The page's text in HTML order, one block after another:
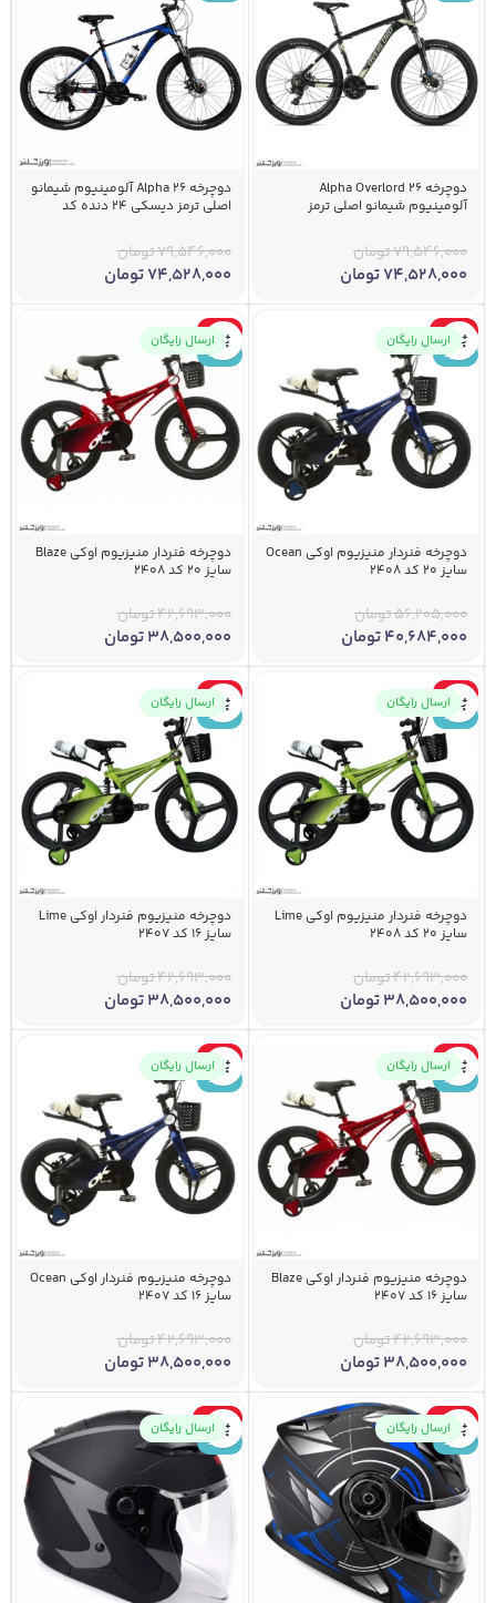
دوچرخه 26 Alpha Overlord
آلومینیوم شیمانو اصلی ترمز
79,546,000تومان
74,528,000تومان
دوچرخه 26 Alpha آلومینیوم شیمانو
اصلی ترمز دیسکی 24 دنده کد
79,546,000تومان
74,528,000تومان
-28%
جدید
ارسال رایگان
دوچرخه فنردار منیزیوم اوکی Ocean
سایز 20 کد 2408
56,205,000تومان
40,684,000تومان
-10%
جدید
ارسال رایگان
دوچرخه فنردار منیزیوم اوکی Blaze
سایز 20 کد 2408
42,693,000تومان
38,500,000تومان
-10%
جدید
ارسال رایگان
دوچرخه فنردار منیزیوم اوکی Lime
سایز 20 کد 2408
42,693,000تومان
38,500,000تومان
-10%
جدید
ارسال رایگان
دوچرخه منیزیوم فنردار اوکی Lime
سایز 16 کد 2407
42,693,000تومان
38,500,000تومان
-10%
جدید
ارسال رایگان
دوچرخه منیزیوم فنردار اوکی Blaze
سایز 16 کد 2407
42,693,000تومان
38,500,000تومان
-10%
جدید
ارسال رایگان
دوچرخه منیزیوم فنردار اوکی Ocean
سایز 16 کد 2407
42,693,000تومان
38,500,000تومان
-34%
جدید
ارسال رایگان
-50%
جدید
ارسال رایگان